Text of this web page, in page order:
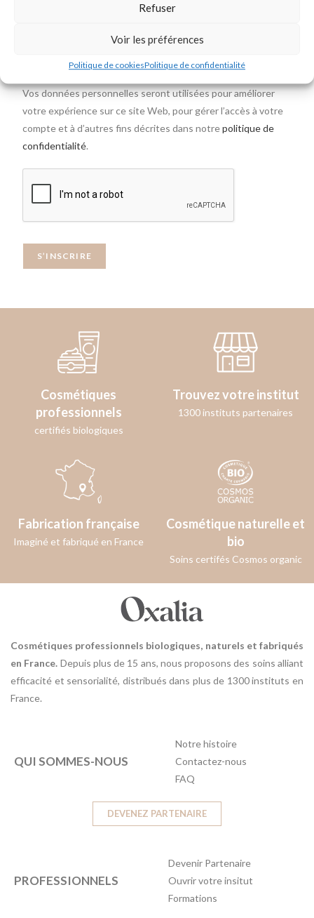
Refuser
Voir les préférences
Politique de cookiesPolitique de confidentialité
Vos données personnelles seront utilisées pour améliorer
votre expérience sur ce site Web, pour gérer l’accès à votre
compte et à d’autres fins décrites dans notrepolitique de
confidentialité.
S’INSCRIRE
Cosmétiques
professionnels
certifiés biologiques
Trouvez votre institut
1300 instituts partenaires
Fabrication française
Imaginé et fabriqué en France
Cosmétique naturelle et
bio
Soins certifés Cosmos organic
Cosmétiques professionnels biologiques, naturels et fabriqués
en France. Depuis plus de 15 ans, nous proposons des soins alliant
efficacité et sensorialité, distribués dans plus de 1300 instituts en
France.
QUI SOMMES-NOUS
Notre histoire
Contactez-nous
FAQ
DEVENEZ PARTENAIRE
PROFESSIONNELS
Devenir Partenaire
Ouvrir votre insitut
Formations